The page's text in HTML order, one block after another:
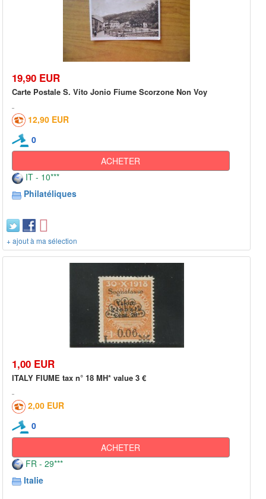
19,90 EUR
Carte Postale S. Vito Jonio Fiume Scorzone Non Voy
12,90 EUR
0
ACHETER
IT - 10***
Philatéliques
+ ajout à ma sélection
1,00 EUR
ITALY FIUME tax n° 18 MH* value 3 €
2,00 EUR
0
ACHETER
FR - 29***
Italie